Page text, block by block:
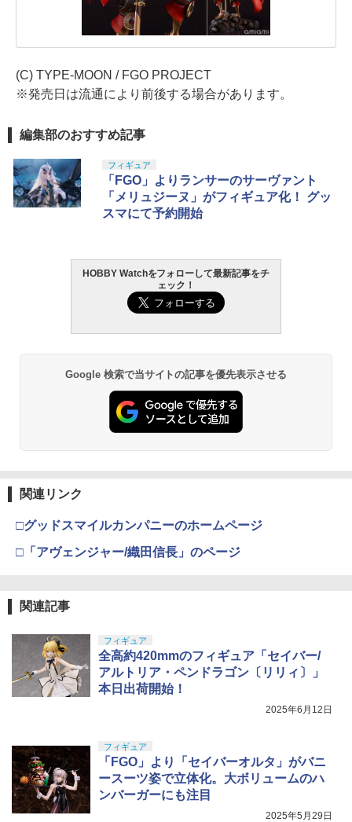
(C) TYPE-MOON / FGO PROJECT
※発売日は流通により前後する場合があります。
編集部のおすすめ記事
フィギュア
「FGO」よりランサーのサーヴァント
「メリュジーヌ」がフィギュア化！ グッ
スマにて予約開始
HOBBY Watchをフォローして最新記事をチ
ェック！
Google 検索で当サイトの記事を優先表示させる
関連リンク
□グッドスマイルカンパニーのホームページ
□「アヴェンジャー/織田信長」のページ
関連記事
フィギュア
全高約420mmのフィギュア「セイバー/
アルトリア・ペンドラゴン〔リリィ〕」
本日出荷開始！
2025年6月12日
フィギュア
「FGO」より「セイバーオルタ」がバニ
ースーツ姿で立体化。大ボリュームのハ
ンバーガーにも注目
2025年5月29日